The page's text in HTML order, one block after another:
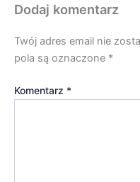
Dodaj komentarz
Twój adres email nie
pola są oznaczone *
Komentarz *